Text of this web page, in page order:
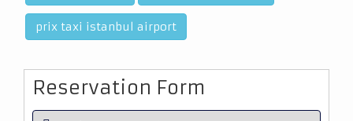
prix taxi istanbul airport
Reservation Form